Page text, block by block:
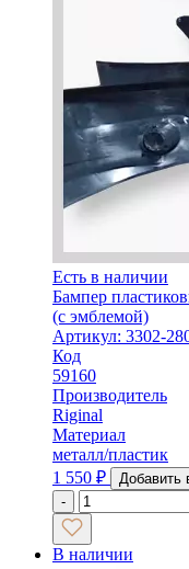
Есть в наличии
Бампер
(с эмблемой)
Артикул: 3302-
Код
59160
Производитель
Riginal
Материал
металл/пластик
1 550 ₽
Добавить
-
В наличии